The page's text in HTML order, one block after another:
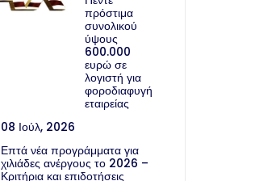
πρόστιμα
συνολικού
ύψους
600.000
ευρώ σε
λογιστή για
φοροδιαφυγή
εταιρείας
08 Ιούλ, 2026
Επτά νέα προγράμματα για
χιλιάδες ανέργους το 2026 –
Κριτήρια και επιδοτήσεις